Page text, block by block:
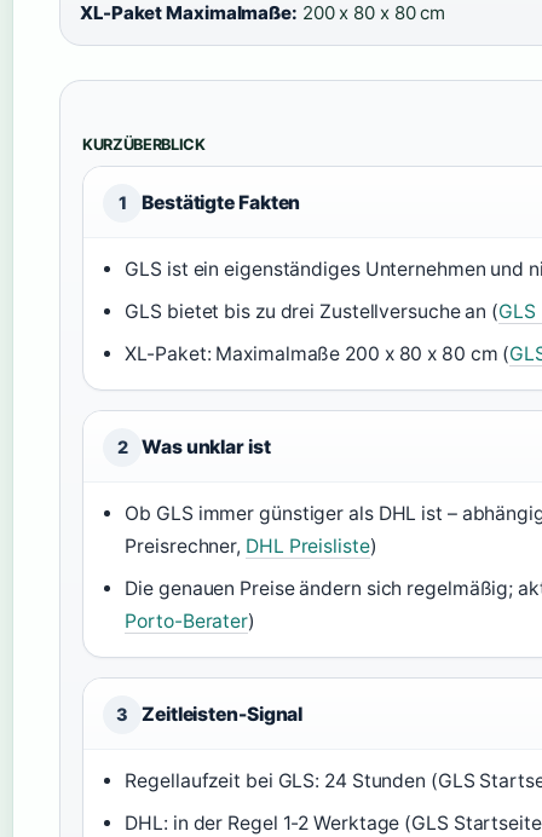
XL-Paket Maximalmaße: 200 x 80 x 80 cm
KURZÜBERBLICK
1 Bestätigte Fakten
GLS ist ein eigenständiges Unternehmen und
GLS bietet bis zu drei Zustellversuche an (
XL-Paket: Maximalmaße 200 x 80 x 80 cm (
2 Was unklar ist
Ob GLS immer günstiger als DHL ist –
Preisrechner, DHL Preisliste)
Die genauen Preise ändern sich regelmäßig;
Porto-Berater)
3 Zeitleisten-Signal
Regellaufzeit bei GLS: 24 Stunden (GLS
DHL: in der Regel 1-2 Werktage (GLS